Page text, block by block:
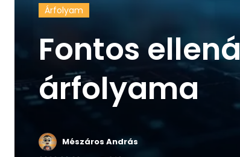
Árfolyam
Fontos
árfolyama
Mészáros András